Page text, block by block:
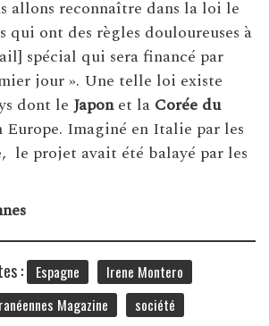
allons reconnaître dans la loi le
qui ont des règles douloureuses à
spécial qui sera financé par
jour ». Une telle loi existe
dont le Japonet la Corée du
Europe. Imaginé en Italie par les
le projet avait été balayé par les
: Espagne
Irene Montero
Magazine
société